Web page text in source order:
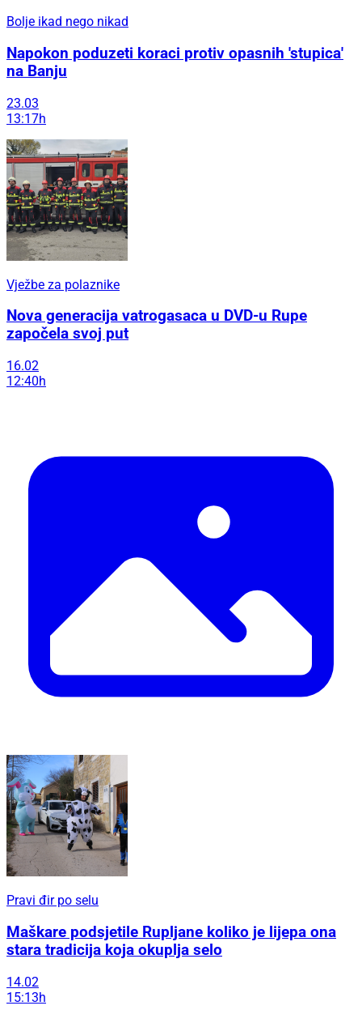
Bolje ikad nego nikad
Napokon poduzeti koraci protiv opasnih 'stupica'
na Banju
23.03
13:17h
Vježbe za polaznike
Nova generacija vatrogasaca u DVD-u Rupe
započela svoj put
16.02
12:40h
Pravi đir po selu
Maškare podsjetile Rupljane koliko je lijepa ona
stara tradicija koja okuplja selo
14.02
15:13h